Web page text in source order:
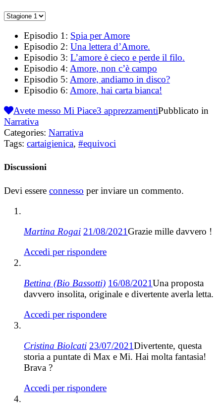
Episodio 1: Spia per Amore
Episodio 2: Una lettera d’Amore.
Episodio 3: L’amore è cieco e perde il filo.
Episodio 4: Amore, non c’è campo
Episodio 5: Amore, andiamo in disco?
Episodio 6: Amore, hai carta bianca!
Avete messo Mi Piace3 apprezzamentiPubblicato in
Narrativa
Categories: Narrativa
Tags: cartaigienica, #equivoci
Discussioni
Devi essere connesso per inviare un commento.
Martina Rogai 21/08/2021Grazie mille davvero !
Accedi per rispondere
Bettina (Bio Bassotti) 16/08/2021Una proposta
davvero insolita, originale e divertente averla letta.
Accedi per rispondere
Cristina Biolcati 23/07/2021Divertente, questa
storia a puntate di Max e Mi. Hai molta fantasia!
Brava ?
Accedi per rispondere